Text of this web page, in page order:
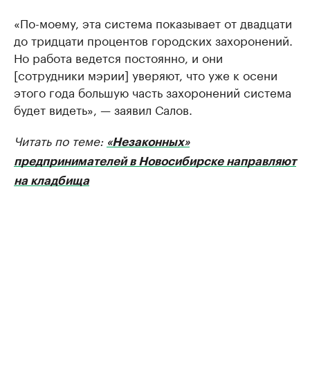
«По-моему, эта система показывает от двадцати
до тридцати процентов городских захоронений.
Но работа ведется постоянно, и они
[сотрудники мэрии] уверяют, что уже к осени
этого года большую часть захоронений система
будет видеть», — заявил Салов.
Читать по теме: «Незаконных»
предпринимателей в Новосибирске направляют
на кладбища